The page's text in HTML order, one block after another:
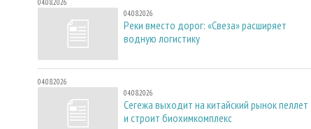
04.08.2026
Реки вместо дорог: «Свеза» расширяет
водную логистику
04.08.2026
04.08.2026
Сегежа выходит на китайский рынок пеллет
и строит биохимкомплекс